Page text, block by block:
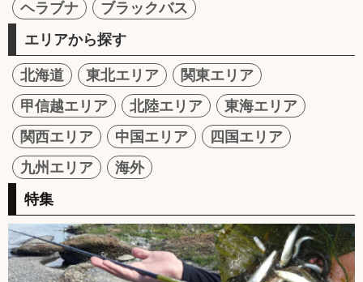
ヘラブナ
ブラックバス
エリアから探す
北海道 東北エリア
関東エリア
甲信越エリア
北陸エリア
東海エリア
関西エリア
中国エリア
四国エリア
九州エリア
海外
特集